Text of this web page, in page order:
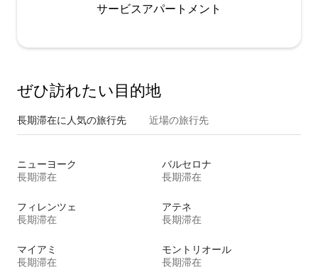
サービスアパートメント
ぜひ訪⁠れ⁠た⁠い目⁠的⁠地
長期滞在に人気の旅行先 近場の旅行先
ニューヨーク
長期滞在
バルセロナ
長期滞在
フィレンツェ
長期滞在
アテネ
長期滞在
マイアミ
長期滞在
モントリオール
長期滞在